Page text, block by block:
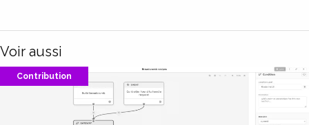
Voir aussi
Contribution